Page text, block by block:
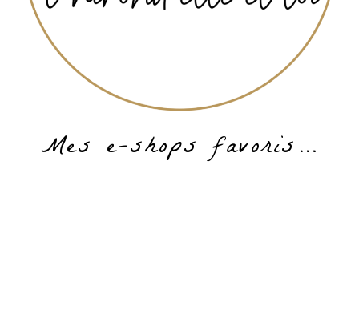
Mes e-shops favoris…